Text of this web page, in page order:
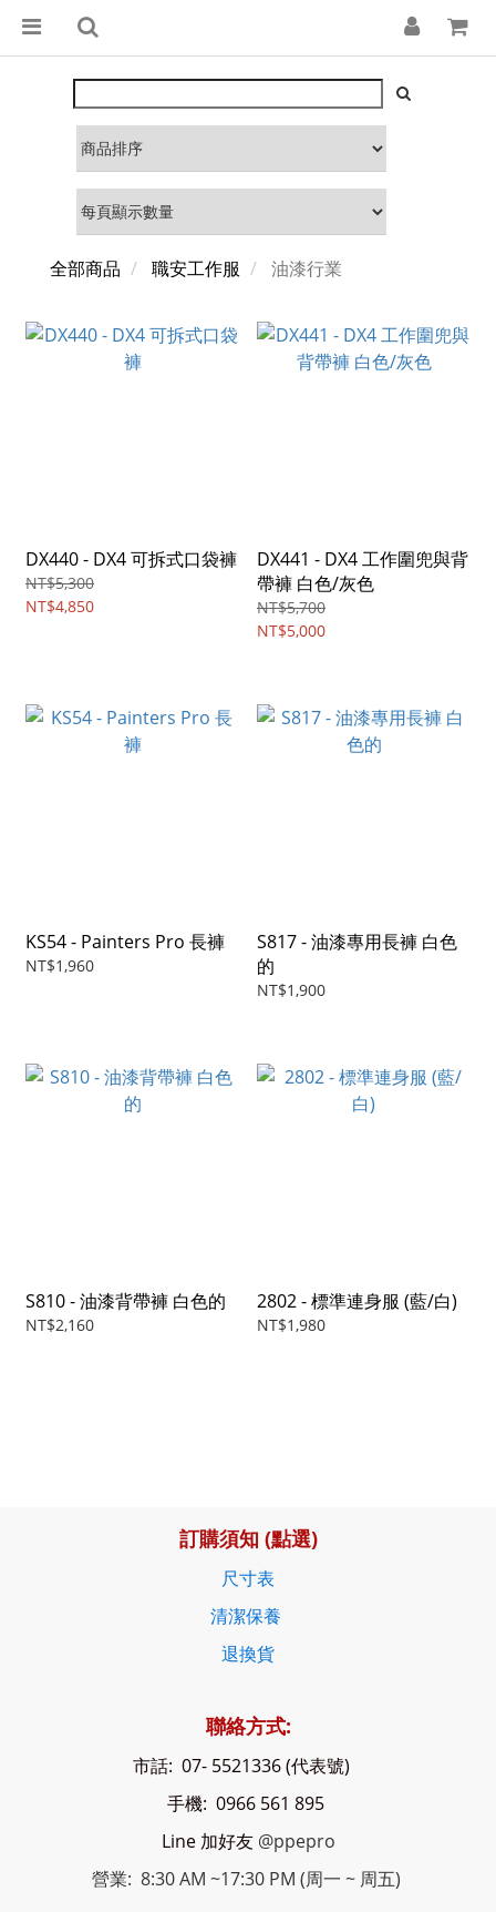
全部商品 職安工作服 油漆行業
DX440 - DX4 可拆式口袋褲
NT$5,300
NT$4,850
DX441 - DX4 工作圍兜與背
帶褲 白色/灰色
NT$5,700
NT$5,000
KS54 - Painters Pro 長褲
NT$1,960
S817 - 油漆專用長褲 白色
的
NT$1,900
S810 - 油漆背帶褲 白色的
NT$2,160
2802 - 標準連身服 (藍/白)
NT$1,980
訂購須知 (點選)
尺寸表
清潔保養
退換貨
聯絡方式:
市話: 07- 5521336 (代表號)
手機: 0966 561 895
Line 加好友 @ppepro
營業: 8:30 AM ~17:30 PM (周一 ~ 周五)